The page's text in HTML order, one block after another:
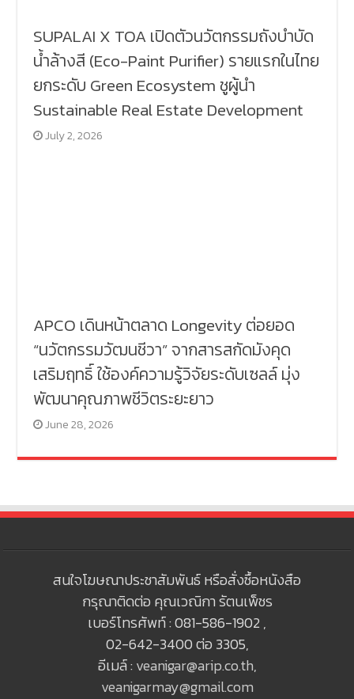
SUPALAI X TOA เปิดตัวนวัตกรรมถังบำบัด
น้ำล้างสี (Eco-Paint Purifier) รายแรกในไทย
ยกระดับ Green Ecosystem ชูผู้นำ
Sustainable Real Estate Development
July 2, 2026
APCO เดินหน้าตลาด Longevity ต่อยอด
“นวัตกรรมวัฒนชีวา” จากสารสกัดมังคุด
เสริมฤทธิ์ ใช้องค์ความรู้วิจัยระดับเซลล์ มุ่ง
พัฒนาคุณภาพชีวิตระยะยาว
June 28, 2026
สนใจโฆษณาประชาสัมพันธ์ หรือสั่งซื้อหนังสือ
กรุณาติดต่อ คุณเวณิกา รัตนเพ็ชร
เบอร์โทรศัพท์ : 081-586-1902 ,
02-642-3400 ต่อ 3305,
อีเมล์ : veanigar@arip.co.th,
veanigarmay@gmail.com